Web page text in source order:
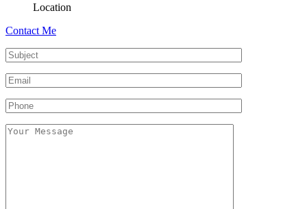
Location
Contact Me